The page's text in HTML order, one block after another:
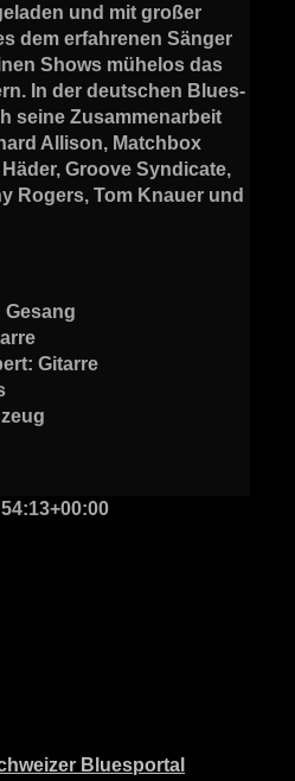
und mit großer
dem erfahrenen Sänger
Shows mühelos das
In der deutschen Blues-
seine Zusammenarbeit
Allison, Matchbox
Groove Syndicate,
Rogers, Tom Knauer und
Gesang
Gitarre
Bluesportal